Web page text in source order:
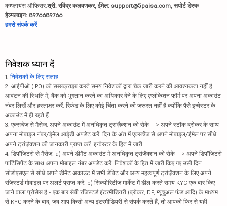
कम्प्लायंस ऑफिसर:श्री. रविंद्र कलवणकर, ईमेल: support@5paisa.com, सपोर्ट डेस्क
हेल्पलाइन: 8976689766
हमसे संपर्क करें
निवेशक ध्यान दें
1. निवेशकों के लिए सलाह
2. आईपीओ (IPO) को सब्सक्राइब करते समय निवेशकों द्वारा चेक जारी करने की आवश्यकता नहीं है.
आवंटन की स्थिति में, बैंक को भुगतान करने का अधिकार देने के लिए एप्लीकेशन फॉर्म पर अपना अकाउंट
नंबर लिखें और हस्ताक्षर करें. रिफंड के लिए कोई चिंता करने की जरूरत नहीं है क्योंकि पैसे इन्वेस्टर के
अकाउंट में ही रहते हैं.
3. एक्सचेंज से मैसेज: अपने अकाउंट में अनधिकृत ट्रांज़ैक्शन को रोकें --> अपने स्टॉक ब्रोकर के साथ
अपना मोबाइल नंबर/ईमेल आईडी अपडेट करें. दिन के अंत में एक्सचेंज से अपने मोबाइल/ईमेल पर सीधे
अपने ट्रांज़ैक्शन की जानकारी प्राप्त करें. इन्वेस्टर के हित में जारी.
4. डिपॉज़िटरी से मैसेज: a) अपने डीमैट अकाउंट में अनधिकृत ट्रांज़ैक्शन को रोकें --> अपने डिपॉज़िटरी
पार्टिसिपेंट के साथ अपना मोबाइल नंबर अपडेट करें. निवेशकों के हित में जारी किए गए उसी दिन
सीडीएसएल से सीधे अपने डीमैट अकाउंट में सभी डेबिट और अन्य महत्वपूर्ण ट्रांज़ैक्शन के लिए अपने
रजिस्टर्ड मोबाइल पर अलर्ट प्राप्त करें. b) सिक्योरिटीज़ मार्केट में डील करते समय KYC एक बार किए
जाने वाला प्रोसेस है - एक बार सेबी रजिस्टर्ड इंटरमीडियरी (ब्रोकर, DP, म्यूचुअल फंड आदि) के माध्यम
से KYC करने के बाद, जब आप किसी अन्य इंटरमीडियरी से संपर्क करते हैं, तो आपको फिर से यही